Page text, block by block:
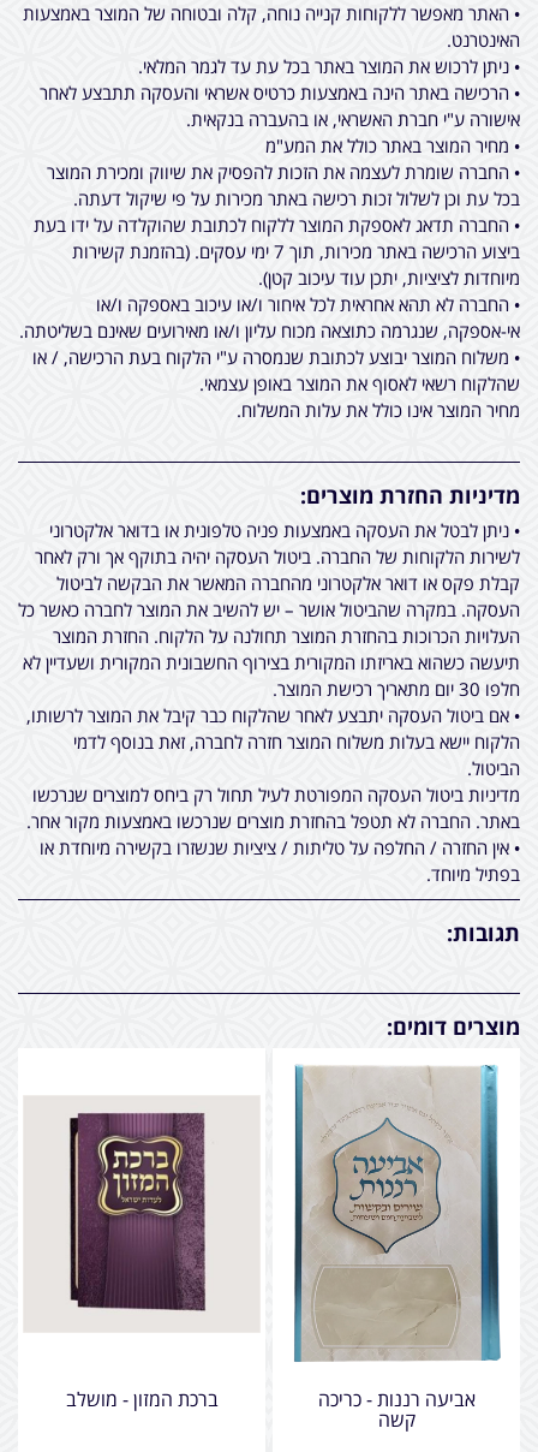
• האתר מאפשר ללקוחות קנייה נוחה, קלה ובטוחה של המוצר באמצעות
האינטרנט.
• ניתן לרכוש את המוצר באתר בכל עת עד לגמר המלאי.
• הרכישה באתר הינה באמצעות כרטיס אשראי והעסקה תתבצע לאחר
אישורה ע"י חברת האשראי, או בהעברה בנקאית.
• מחיר המוצר באתר כולל את המע"מ
• החברה שומרת לעצמה את הזכות להפסיק את שיווק ומכירת המוצר
בכל עת וכן לשלול זכות רכישה באתר מכירות על פי שיקול דעתה.
• החברה תדאג לאספקת המוצר ללקוח לכתובת שהוקלדה על ידו בעת
ביצוע הרכישה באתר מכירות, תוך 7 ימי עסקים. (בהזמנת קשירות
מיוחדות לציציות, יתכן עוד עיכוב קטן).
• החברה לא תהא אחראית לכל איחור ו/או עיכוב באספקה ו/או
אי-אספקה, שנגרמה כתוצאה מכוח עליון ו/או מאירועים שאינם בשליטתה.
• משלוח המוצר יבוצע לכתובת שנמסרה ע"י הלקוח בעת הרכישה, / או
שהלקוח רשאי לאסוף את המוצר באופן עצמאי.
מחיר המוצר אינו כולל את עלות המשלוח.
מדיניות החזרת מוצרים:
• ניתן לבטל את העסקה באמצעות פניה טלפונית או בדואר אלקטרוני
לשירות הלקוחות של החברה. ביטול העסקה יהיה בתוקף אך ורק לאחר
קבלת פקס או דואר אלקטרוני מהחברה המאשר את הבקשה לביטול
העסקה. במקרה שהביטול אושר – יש להשיב את המוצר לחברה כאשר כל
העלויות הכרוכות בהחזרת המוצר תחולנה על הלקוח. החזרת המוצר
תיעשה כשהוא באריזתו המקורית בצירוף החשבונית המקורית ושעדיין לא
חלפו 30 יום מתאריך רכישת המוצר.
• אם ביטול העסקה יתבצע לאחר שהלקוח כבר קיבל את המוצר לרשותו,
הלקוח יישא בעלות משלוח המוצר חזרה לחברה, זאת בנוסף לדמי
הביטול.
מדיניות ביטול העסקה המפורטת לעיל תחול רק ביחס למוצרים שנרכשו
באתר. החברה לא תטפל בהחזרת מוצרים שנרכשו באמצעות מקור אחר.
• אין החזרה / החלפה על טליתות / ציציות שנשזרו בקשירה מיוחדת או
בפתיל מיוחד.
תגובות:
מוצרים דומים:
אביעה רננות - כריכה
קשה
ברכת המזון - מושלב